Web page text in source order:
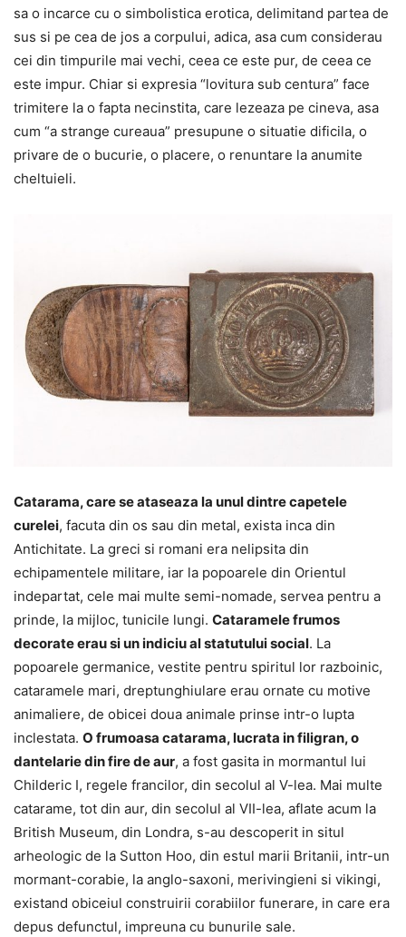
sa o incarce cu o simbolistica erotica, delimitand partea de
sus si pe cea de jos a corpului, adica, asa cum considerau
cei din timpurile mai vechi, ceea ce este pur, de ceea ce
este impur. Chiar si expresia “lovitura sub centura” face
trimitere la o fapta necinstita, care lezeaza pe cineva, asa
cum “a strange cureaua” presupune o situatie dificila, o
privare de o bucurie, o placere, o renuntare la anumite
cheltuieli.
Catarama, care se ataseaza la unul dintre capetele
curelei, facuta din os sau din metal, exista inca din
Antichitate. La greci si romani era nelipsita din
echipamentele militare, iar la popoarele din Orientul
indepartat, cele mai multe semi-nomade, servea pentru a
prinde, la mijloc, tunicile lungi. Cataramele frumos
decorate erau si un indiciu al statutului social. La
popoarele germanice, vestite pentru spiritul lor razboinic,
cataramele mari, dreptunghiulare erau ornate cu motive
animaliere, de obicei doua animale prinse intr-o lupta
inclestata. O frumoasa catarama, lucrata in filigran, o
dantelarie din fire de aur, a fost gasita in mormantul lui
Childeric I, regele francilor, din secolul al V-lea. Mai multe
catarame, tot din aur, din secolul al VII-lea, aflate acum la
British Museum, din Londra, s-au descoperit in situl
arheologic de la Sutton Hoo, din estul marii Britanii, intr-un
mormant-corabie, la anglo-saxoni, merivingieni si vikingi,
existand obiceiul construirii corabiilor funerare, in care era
depus defunctul, impreuna cu bunurile sale.